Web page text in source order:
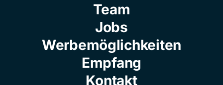
Team
Jobs
Werbemöglichkeiten
Empfang
Kontakt